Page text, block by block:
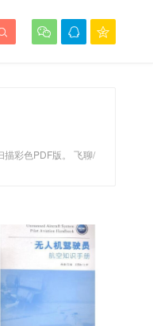
  
描彩色PDF版。 飞聊/